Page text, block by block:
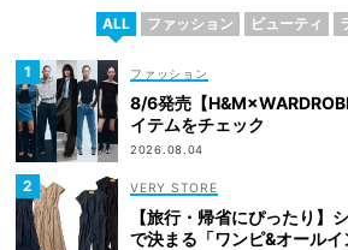
ALL ファッション ビューティ
ファッション
8/6発売【
イテムをチェック
2026.08.04
VERY STORE
【旅行・帰省にぴったり】
で決まる「ワンピ&オール